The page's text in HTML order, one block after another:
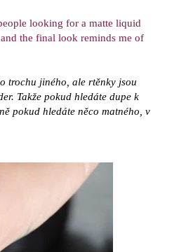
looking for a matte liquid
the final look reminds me of
trochu jiného, ale rtěnky jsou
Takže pokud hledáte dupe k
pokud hledáte něco matného, v